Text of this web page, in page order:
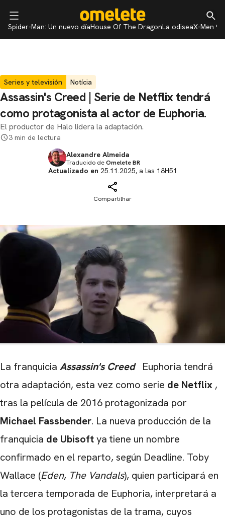
Spider-Man: Un nuevo díaHouse Of The DragonLa odiseaX-Men 97
Series y televisión Notícia
Assassin's Creed | Serie de Netflix tendrá
como protagonista al actor de Euphoria.
El productor de Halo lidera la adaptación.
3 min de lectura
Alexandre Almeida
Traducido deOmelete BR
Actualizado en 25.11.2025, a las 18H51
Compartilhar
La franquicia Assassin's Creed
Euphoria tendrá
otra adaptación, esta vez como serie de Netflix ,
tras la película de 2016 protagonizada por
Michael Fassbender. La nueva producción de la
franquicia de Ubisoftya tiene un nombre
confirmado en el reparto, según Deadline. Toby
Wallace (Eden, The Vandals), quien participará en
la tercera temporada de Euphoria, interpretará a
uno de los protagonistas de la trama, cuyos